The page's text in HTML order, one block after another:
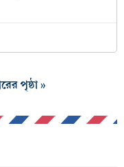
পৃষ্ঠা »